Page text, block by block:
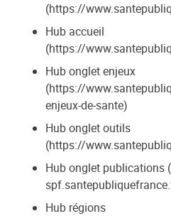
(https://
Hub accueil
(https://
Hub onglet enjeux
(https://
enjeux-de-sante)
Hub onglet outils
(https://
Hub onglet publications
Hub régions